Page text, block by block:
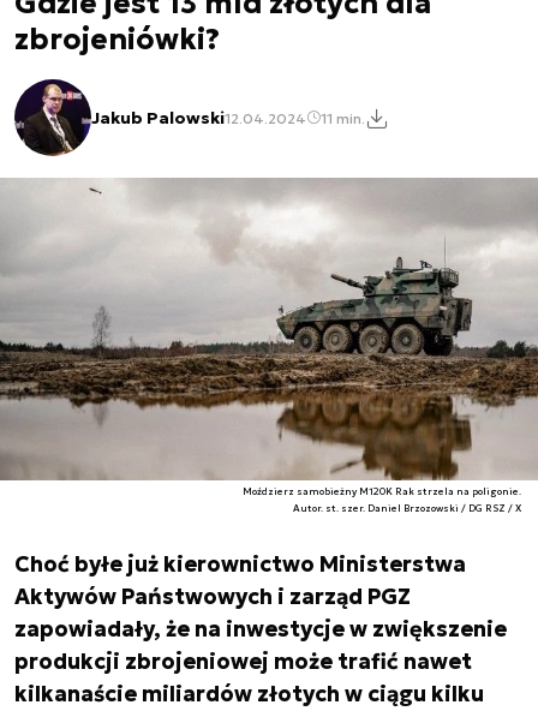
zbrojeniówki?
Jakub Palowski12.04.2024 11 min.
Moździerz samobieżny M120K Rak strzela na poligonie.
Autor. st. szer. Daniel Brzozowski / DG RSZ / X
Choć byłe już kierownictwo Ministerstwa
Aktywów Państwowych i zarząd PGZ
zapowiadały, że na inwestycje w zwiększenie
produkcji zbrojeniowej może trafić nawet
kilkanaście miliardów złotych w ciągu kilku